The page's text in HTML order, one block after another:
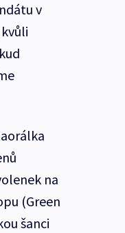
v
na
(Green
šanci